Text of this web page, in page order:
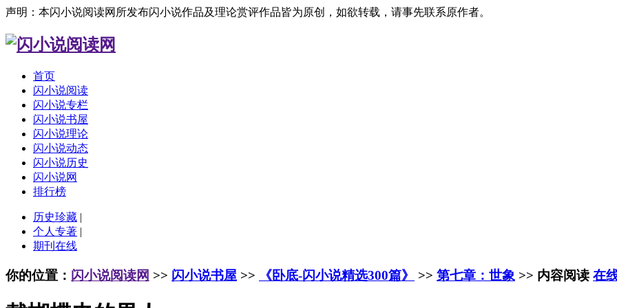
声明：本闪小说阅读网所发布闪小说作品及理论赏评作品皆为原创，如欲转载，请事先联系原作者。
首页
闪小说阅读
闪小说专栏
闪小说书屋
闪小说理论
闪小说动态
闪小说历史
闪小说网
排行榜
历史珍藏 |
个人专著 |
期刊在线
你的位置： 闪小说阅读网 >> 闪小说书屋 >> 《卧底-闪小说精选300篇》 >> 第七章：世象 >> 内容阅读 在